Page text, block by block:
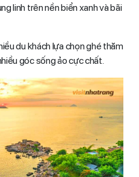
linh trên nền biển xanh và bãi
du khách lựa chọn ghé thăm
góc sống ảo cực chất.